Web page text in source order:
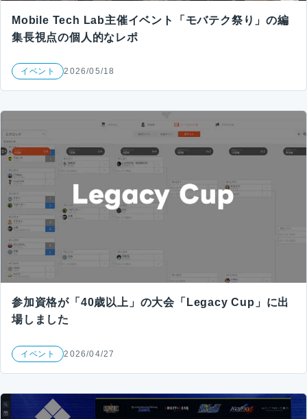
Mobile Tech Lab主催イベント「モバテク祭り」の編
集長視点の個人的なレポ
イベント 2026/05/18
参加資格が「40歳以上」の大会「Legacy Cup」に出
場しました
イベント 2026/04/27